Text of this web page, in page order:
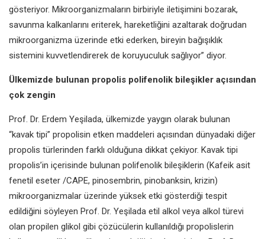
gösteriyor. Mikroorganizmaların birbiriyle iletişimini bozarak,
savunma kalkanlarını eriterek, hareketliğini azaltarak doğrudan
mikroorganizma üzerinde etki ederken, bireyin bağışıklık
sistemini kuvvetlendirerek de koruyuculuk sağlıyor” diyor.
Ülkemizde bulunan propolis polifenolik bileşikler açısından
çok zengin
Prof. Dr. Erdem Yeşilada, ülkemizde yaygın olarak bulunan
“kavak tipi” propolisin etken maddeleri açısından dünyadaki diğer
propolis türlerinden farklı olduğuna dikkat çekiyor. Kavak tipi
propolis’in içerisinde bulunan polifenolik bileşiklerin (Kafeik asit
fenetil eseter /CAPE, pinosembrin, pinobanksin, krizin)
mikroorganizmalar üzerinde yüksek etki gösterdiği tespit
edildiğini söyleyen Prof. Dr. Yeşilada etil alkol veya alkol türevi
olan propilen glikol gibi çözücülerin kullanıldığı propolislerin